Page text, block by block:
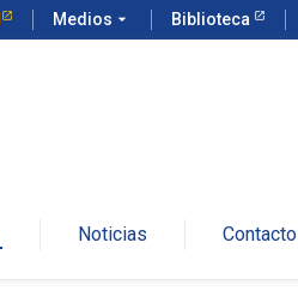
Medios arrow_drop_down Biblioteca
Noticias Contacto